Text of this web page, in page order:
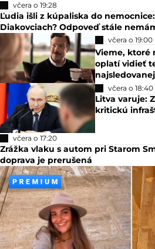
včera o 19:28
Ľudia išli z kúpaliska do
Diakovciach? Odpoveď stále
včera o 19:00
Vieme, ktoré
oplatí vidieť
včera o 18:40
Litva varuje:
kritickú
včera o 17:20
Zrážka vlaku s autom pri Starom
doprava je prerušená